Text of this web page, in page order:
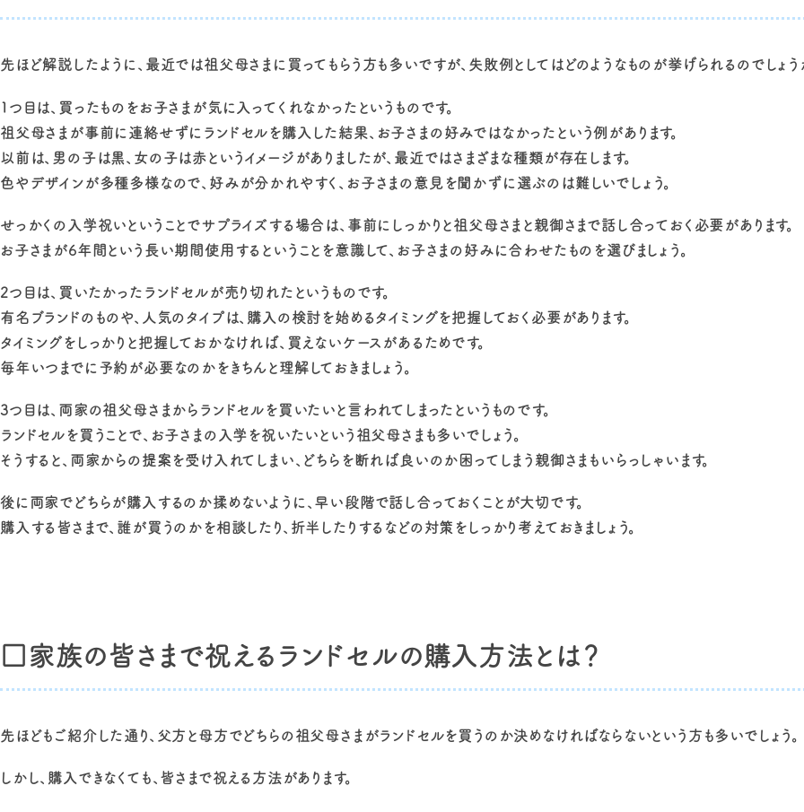
先ほど解説したように、最近では祖父母さまに買ってもらう方も多いですが、失敗例としてはどのようなものが挙げられるのでしょう
1つ目は、買ったものをお子さまが気に入ってくれなかったというものです。
祖父母さまが事前に連絡せずにランドセルを購入した結果、お子さまの好みではなかったという例があります。
以前は、男の子は黒、女の子は赤というイメージがありましたが、最近ではさまざまな種類が存在します。
色やデザインが多種多様なので、好みが分かれやすく、お子さまの意見を聞かずに選ぶのは難しいでしょう。
せっかくの入学祝いということでサプライズする場合は、事前にしっかりと祖父母さまと親御さまで話し合っておく必要があります。
お子さまが6年間という長い期間使用するということを意識して、お子さまの好みに合わせたものを選びましょう。
2つ目は、買いたかったランドセルが売り切れたというものです。
有名ブランドのものや、人気のタイプは、購入の検討を始めるタイミングを把握しておく必要があります。
タイミングをしっかりと把握しておかなければ、買えないケースがあるためです。
毎年いつまでに予約が必要なのかをきちんと理解しておきましょう。
3つ目は、両家の祖父母さまからランドセルを買いたいと言われてしまったというものです。
ランドセルを買うことで、お子さまの入学を祝いたいという祖父母さまも多いでしょう。
そうすると、両家からの提案を受け入れてしまい、どちらを断れば良いのか困ってしまう親御さまもいらっしゃいます。
後に両家でどちらが購入するのか揉めないように、早い段階で話し合っておくことが大切です。
購入する皆さまで、誰が買うのかを相談したり、折半したりするなどの対策をしっかり考えておきましょう。
□家族の皆さまで祝えるランドセルの購入方法とは？
先ほどもご紹介した通り、父方と母方でどちらの祖父母さまがランドセルを買うのか決めなければならないという方も多いでしょう。
しかし、購入できなくても、皆さまで祝える方法があります。